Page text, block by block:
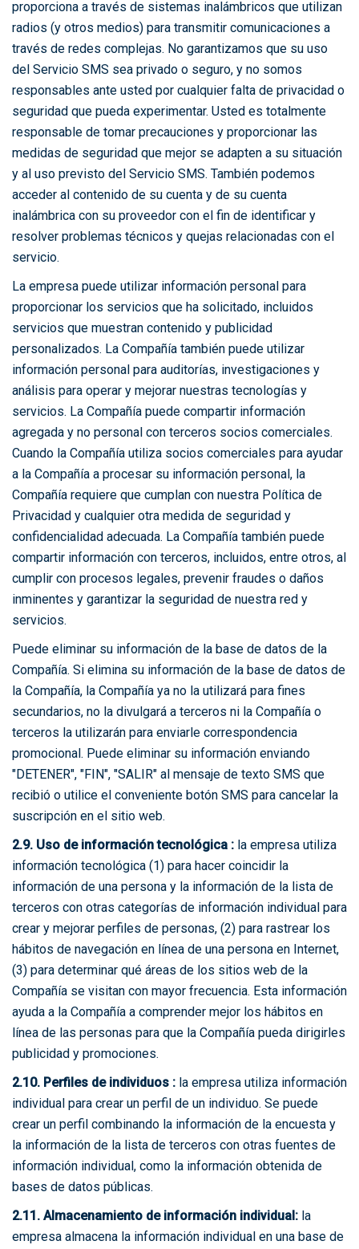
proporciona a través de sistemas inalámbricos que utilizan
radios (y otros medios) para transmitir comunicaciones a
través de redes complejas. No garantizamos que su uso
del Servicio SMS sea privado o seguro, y no somos
responsables ante usted por cualquier falta de privacidad o
seguridad que pueda experimentar. Usted es totalmente
responsable de tomar precauciones y proporcionar las
medidas de seguridad que mejor se adapten a su situación
y al uso previsto del Servicio SMS. También podemos
acceder al contenido de su cuenta y de su cuenta
inalámbrica con su proveedor con el fin de identificar y
resolver problemas técnicos y quejas relacionadas con el
servicio.
La empresa puede utilizar información personal para
proporcionar los servicios que ha solicitado, incluidos
servicios que muestran contenido y publicidad
personalizados. La Compañía también puede utilizar
información personal para auditorías, investigaciones y
análisis para operar y mejorar nuestras tecnologías y
servicios. La Compañía puede compartir información
agregada y no personal con terceros socios comerciales.
Cuando la Compañía utiliza socios comerciales para ayudar
a la Compañía a procesar su información personal, la
Compañía requiere que cumplan con nuestra Política de
Privacidad y cualquier otra medida de seguridad y
confidencialidad adecuada. La Compañía también puede
compartir información con terceros, incluidos, entre otros, al
cumplir con procesos legales, prevenir fraudes o daños
inminentes y garantizar la seguridad de nuestra red y
servicios.
Puede eliminar su información de la base de datos de la
Compañía. Si elimina su información de la base de datos de
la Compañía, la Compañía ya no la utilizará para fines
secundarios, no la divulgará a terceros ni la Compañía o
terceros la utilizarán para enviarle correspondencia
promocional. Puede eliminar su información enviando
"DETENER", "FIN", "SALIR" al mensaje de texto SMS que
recibió o utilice el conveniente botón SMS para cancelar la
suscripción en el sitio web.
2.9. Uso de información tecnológica : la empresa utiliza
información tecnológica (1) para hacer coincidir la
información de una persona y la información de la lista de
terceros con otras categorías de información individual para
crear y mejorar perfiles de personas, (2) para rastrear los
hábitos de navegación en línea de una persona en Internet,
(3) para determinar qué áreas de los sitios web de la
Compañía se visitan con mayor frecuencia. Esta información
ayuda a la Compañía a comprender mejor los hábitos en
línea de las personas para que la Compañía pueda dirigirles
publicidad y promociones.
2.10. Perfiles de individuos : la empresa utiliza información
individual para crear un perfil de un individuo. Se puede
crear un perfil combinando la información de la encuesta y
la información de la lista de terceros con otras fuentes de
información individual, como la información obtenida de
bases de datos públicas.
2.11. Almacenamiento de información individual: la
empresa almacena la información individual en una base de